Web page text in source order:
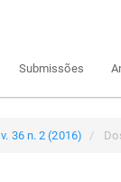
Submissões
v. 36 n. 2 (2016)